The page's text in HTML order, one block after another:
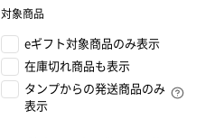
対象商品
eギフト対象商品のみ表示
在庫切れ商品も表示
タンプからの発送商品のみ
表示